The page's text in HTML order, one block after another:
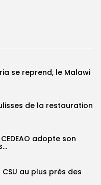
se reprend, le Malawi
de la restauration
adopte son
au plus près des